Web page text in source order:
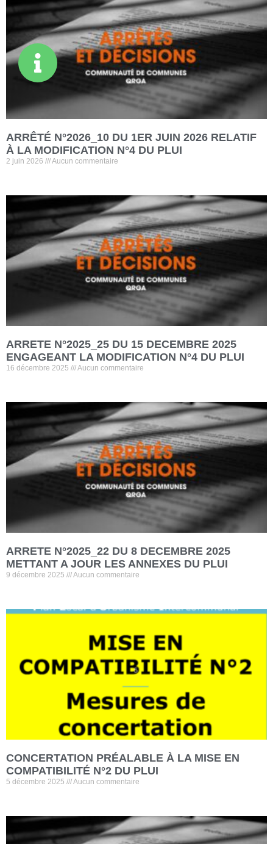
ARRÊTÉ N°2026_10 DU 1ER JUIN 2026 RELATIF
À LA MODIFICATION N°4 DU PLUI
2 juin 2026 Aucun commentaire
ARRETE N°2025_25 DU 15 DECEMBRE 2025
ENGAGEANT LA MODIFICATION N°4 DU PLUI
16 décembre 2025 Aucun commentaire
ARRETE N°2025_22 DU 8 DECEMBRE 2025
METTANT A JOUR LES ANNEXES DU PLUI
9 décembre 2025 Aucun commentaire
CONCERTATION PRÉALABLE À LA MISE EN
COMPATIBILITÉ N°2 DU PLUI
5 décembre 2025 Aucun commentaire